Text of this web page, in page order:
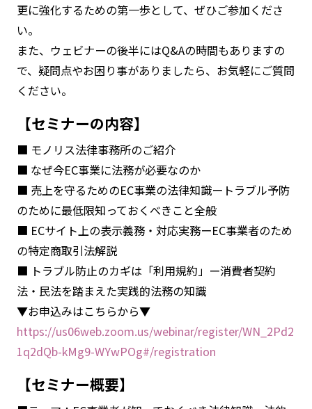
更に強化するための第一歩として、ぜひご参加くださ
い。
また、ウェビナーの後半にはQ&Aの時間もありますの
で、疑問点やお困り事がありましたら、お気軽にご質問
ください。
【セミナーの内容】
■ モノリス法律事務所のご紹介
■ なぜ今EC事業に法務が必要なのか
■ 売上を守るためのEC事業の法律知識ートラブル予防
のために最低限知っておくべきこと全般
■ ECサイト上の表示義務・対応実務ーEC事業者のため
の特定商取引法解説
■ トラブル防止のカギは「利用規約」ー消費者契約
法・民法を踏まえた実践的法務の知識
▼お申込みはこちらから▼
https://us06web.zoom.us/webinar/register/WN_2Pd2
1q2dQb-kMg9-WYwPOg#/registration
【セミナー概要】